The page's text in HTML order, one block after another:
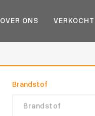
OVER ONS VERKOCHT
Brandstof